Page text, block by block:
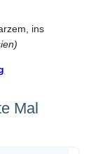
ins
Mal